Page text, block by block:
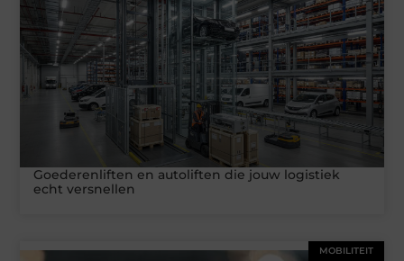
Goederenliften en autoliften die jouw logistiek
echt versnellen
MOBILITEIT